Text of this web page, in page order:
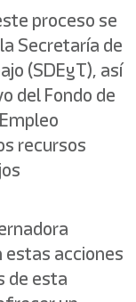
proceso se
Secretaría de
(SDEyT), así
del Fondo de
recursos
estas acciones
de esta